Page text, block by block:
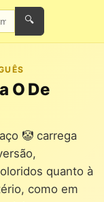
🔍
O De
🤡 carrega
quanto à
como em